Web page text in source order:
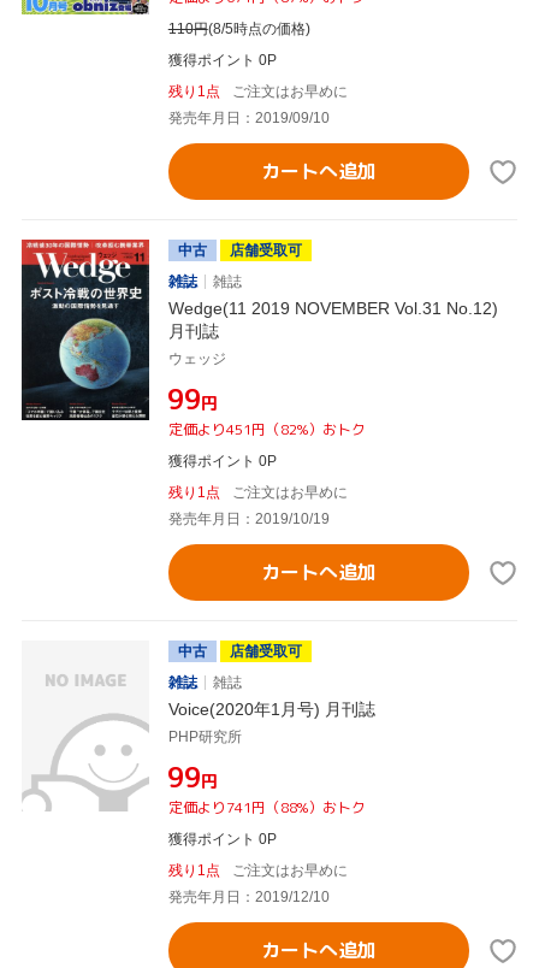
110円(8/5時点の価格)
獲得ポイント 0P
残り1点
ご注文はお早めに
発売年月日：2019/09/10
カートへ追加
中古
店舗受取可
雑誌
雑誌
Wedge(11 2019 NOVEMBER Vol.31 No.12)
月刊誌
ウェッジ
¥99円
定価より451円（82%）おトク
獲得ポイント 0P
残り1点
ご注文はお早めに
発売年月日：2019/10/19
カートへ追加
中古
店舗受取可
雑誌
雑誌
Voice(2020年1月号) 月刊誌
PHP研究所
¥99円
定価より741円（88%）おトク
獲得ポイント 0P
残り1点
ご注文はお早めに
発売年月日：2019/12/10
カートへ追加